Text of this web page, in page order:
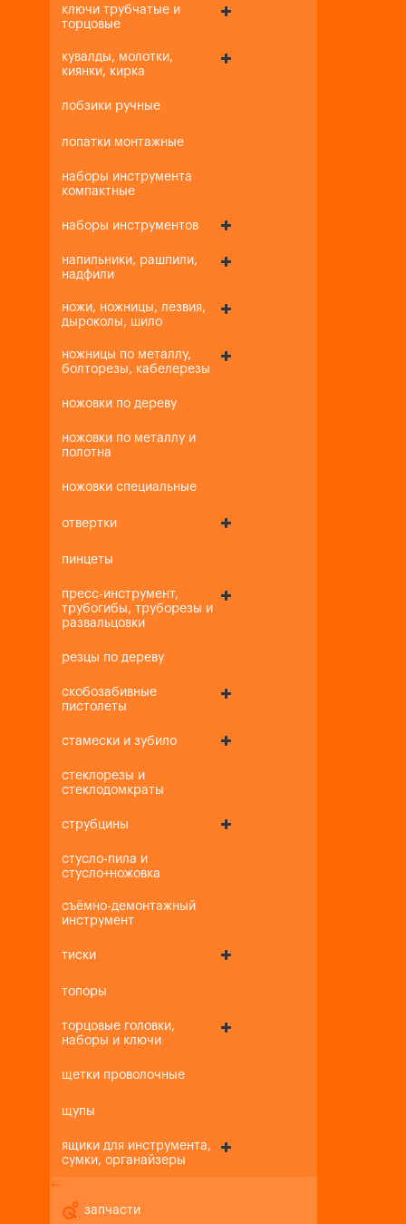
ключи трубчатые и
торцовые
кувалды, молотки,
киянки, кирка
лобзики ручные
лопатки монтажные
наборы инструмента
компактные
наборы инструментов
напильники, рашпили,
надфили
ножи, ножницы, лезвия,
дыроколы, шило
ножницы по металлу,
болторезы, кабелерезы
ножовки по дереву
ножовки по металлу и
полотна
ножовки специальные
отвертки
пинцеты
пресс-инструмент,
трубогибы, труборезы и
развальцовки
резцы по дереву
скобозабивные
пистолеты
стамески и зубило
стеклорезы и
стеклодомкраты
струбцины
стусло-пила и
стусло+ножовка
съёмно-демонтажный
инструмент
тиски
топоры
торцовые головки,
наборы и ключи
щетки проволочные
щупы
ящики для инструмента,
сумки, органайзеры
+-
запчасти